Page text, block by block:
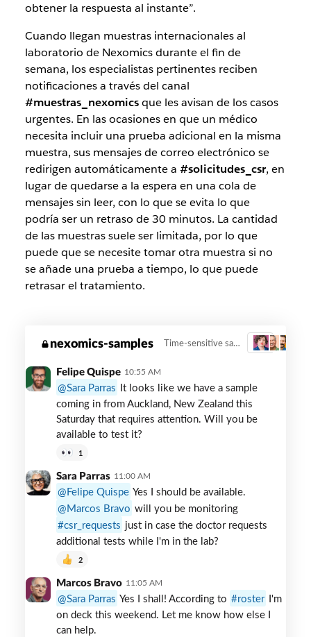
obtener la respuesta al instante”.
Cuando llegan muestras internacionales al
laboratorio de Nexomics durante el fin de
semana, los especialistas pertinentes reciben
notificaciones a través del canal
#muestras_nexomicsque les avisan de los casos
urgentes. En las ocasiones en que un médico
necesita incluir una prueba adicional en la misma
muestra, sus mensajes de correo electrónico se
redirigen automáticamente a #solicitudes_csr, en
lugar de quedarse a la espera en una cola de
mensajes sin leer, con lo que se evita lo que
podría ser un retraso de 30 minutos. La cantidad
de las muestras suele ser limitada, por lo que
puede que se necesite tomar otra muestra si no
se añade una prueba a tiempo, lo que puede
retrasar el tratamiento.
sample
and
enterprise
conversation
nexomics-samples Time-sensitive sample arrival 3
Felipe Quispe 10:55 AM
Sara Parras It looks like we have a sample
coming in from Auckland, New Zealand this
Saturday that requires attention. Will you be
available to test it?
1
Sara Parras 11:00 AM
Felipe Quispe Yes I should be available.
Marcos Bravo will you be monitoring
csr_requests just in case the doctor requests
additional tests while I'm in the lab?
2
Marcos Bravo 11:05 AM
Sara Parras Yes I shall! According to roster I'm
on deck this weekend. Let me know how else I
can help.